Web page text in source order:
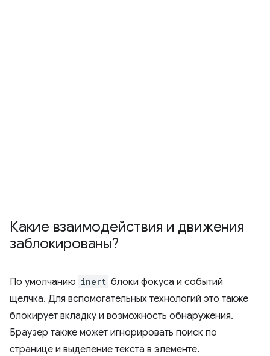
Какие взаимодействия и движения
заблокированы?
По умолчанию inert блоки фокуса и событий
щелчка. Для вспомогательных технологий это также
блокирует вкладку и возможность обнаружения.
Браузер также может игнорировать поиск по
странице и выделение текста в элементе.